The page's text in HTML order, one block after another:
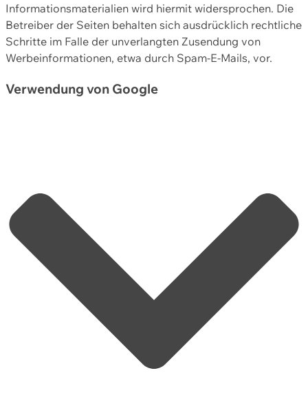
Informationsmaterialien wird hiermit widersprochen. Die
Betreiber der Seiten behalten sich ausdrücklich rechtliche
Schritte im Falle der unverlangten Zusendung von
Werbeinformationen, etwa durch Spam-E-Mails, vor.
Verwendung von Google